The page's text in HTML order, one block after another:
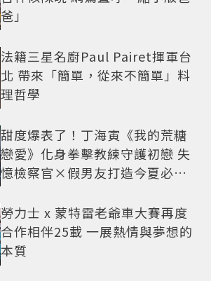
爸」
法籍三星名廚Paul Pairet揮軍台
北 帶來「簡單，從來不簡單」料
理哲學
甜度爆表了！丁海寅《我的荒糖
戀愛》化身拳擊教練守護初戀 失
憶檢察官×假男友打造今夏必看
勞力士 x 蒙特雷老爺車大賽再度
合作相伴25載 一展熱情與夢想的
本質